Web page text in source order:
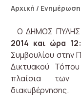
Αρχική / Ενημέρωση
Ο ΔΗΜΟΣ ΠΥΛΗΣ
2014 και ώρα
Συμβουλίου στην
Δικτυακού
πλαίσια των
διακυβέρνησης.